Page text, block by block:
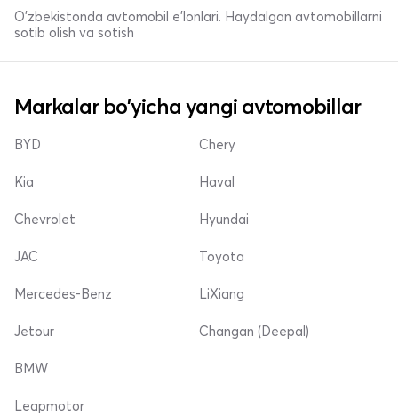
O'zbekistonda avtomobil e’lonlari. Haydalgan avtomobillarni
sotib olish va sotish
Markalar bo'yicha yangi avtomobillar
BYD
Kia
Chevrolet
Chery
Haval
Hyundai
JAC
Mercedes-Benz
Jetour
Toyota
LiXiang
Changan (Deepal)
BMW
Leapmotor